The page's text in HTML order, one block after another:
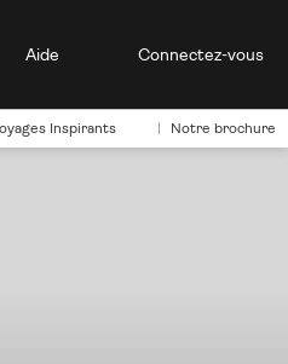
Aide Connectez-vous
Inspirants Notre brochure